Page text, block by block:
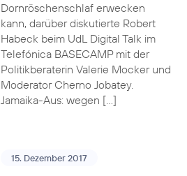
Dornröschenschlaf erwecken
kann, darüber diskutierte Robert
Habeck beim UdL Digital Talk im
Telefónica BASECAMP mit der
Politikberaterin Valerie Mocker und
Moderator Cherno Jobatey.
Jamaika-Aus: wegen […]
15. Dezember 2017